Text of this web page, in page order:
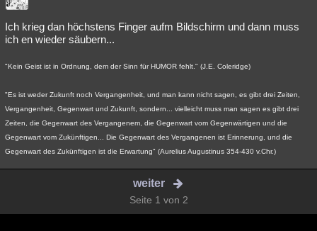
Ich krieg dan höchstens Finger aufm Bildschirm und dann muss
ich en wieder säubern...
"Kein Geist ist in Ordnung, dem der Sinn für HUMOR fehlt." (J.E. Coleridge)
"Es ist weder Zukunft noch Vergangenheit, und man kann nicht sagen, es gibt drei Zeiten,
Vergangenheit, Gegenwart und Zukunft, sondern... vielleicht muss man sagen es gibt drei
Zeiten, die Gegenwart des Vergangenem, die Gegenwart vom Gegenwärtigen und die
Gegenwart vom Zukünftigen... Die Gegenwart des Vergangenen ist Erinnerung, und die
Gegenwart des Zukünftigen ist die Erwartung" (Aurelius Augustinus 354-430 v.Chr.)
weiter
Seite 1 von 2